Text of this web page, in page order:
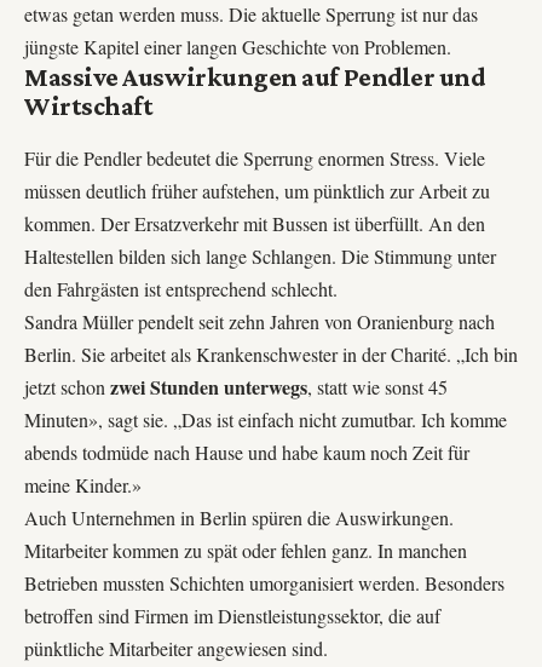
etwas getan werden muss. Die aktuelle Sperrung ist nur das
jüngste Kapitel einer langen Geschichte von Problemen.
Massive Auswirkungen auf Pendler und
Wirtschaft
Für die Pendler bedeutet die Sperrung enormen Stress. Viele
müssen deutlich früher aufstehen, um pünktlich zur Arbeit zu
kommen. Der Ersatzverkehr mit Bussen ist überfüllt. An den
Haltestellen bilden sich lange Schlangen. Die Stimmung unter
den Fahrgästen ist entsprechend schlecht.
Sandra Müller pendelt seit zehn Jahren von Oranienburg nach
Berlin. Sie arbeitet als Krankenschwester in der Charité. „Ich bin
jetzt schon zwei Stunden unterwegs, statt wie sonst 45
Minuten», sagt sie. „Das ist einfach nicht zumutbar. Ich komme
abends todmüde nach Hause und habe kaum noch Zeit für
meine Kinder.»
Auch Unternehmen in Berlin spüren die Auswirkungen.
Mitarbeiter kommen zu spät oder fehlen ganz. In manchen
Betrieben mussten Schichten umorganisiert werden. Besonders
betroffen sind Firmen im Dienstleistungssektor, die auf
pünktliche Mitarbeiter angewiesen sind.